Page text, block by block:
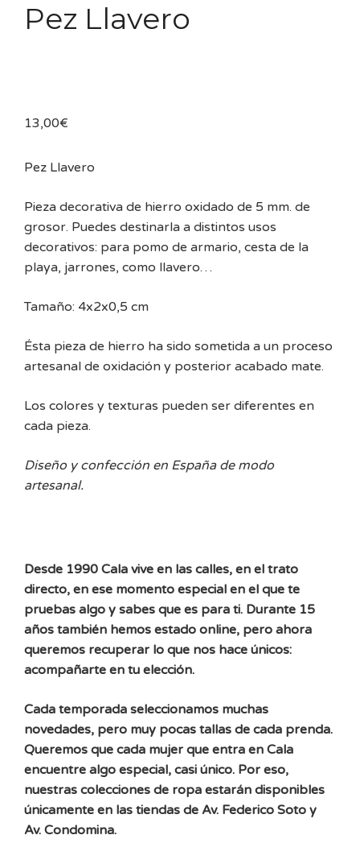
Pez Llavero
13,00€
Pez Llavero
Pieza decorativa de hierro oxidado de 5 mm. de
grosor. Puedes destinarla a distintos usos
decorativos: para pomo de armario, cesta de la
playa, jarrones, como llavero…
Tamaño: 4x2x0,5 cm
Ésta pieza de hierro ha sido sometida a un proceso
artesanal de oxidación y posterior acabado mate.
Los colores y texturas pueden ser diferentes en
cada pieza.
Diseño y confección en España de modo
artesanal.
Desde 1990 Cala vive en las calles, en el trato
directo, en ese momento especial en el que te
pruebas algo y sabes que es para ti. Durante 15
años también hemos estado online, pero ahora
queremos recuperar lo que nos hace únicos:
acompañarte en tu elección.
Cada temporada seleccionamos muchas
novedades, pero muy pocas tallas de cada prenda.
Queremos que cada mujer que entra en Cala
encuentre algo especial, casi único. Por eso,
nuestras colecciones de ropa estarán disponibles
únicamente en las tiendas de Av. Federico Soto y
Av. Condomina.